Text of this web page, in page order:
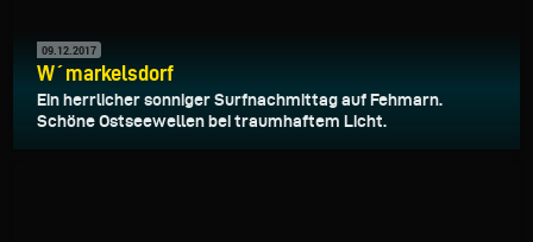
09.12.2017
W´markelsdorf
Ein herrlicher sonniger Surfnachmittag auf Fehmarn.
Schöne Ostseewellen bei traumhaftem Licht.